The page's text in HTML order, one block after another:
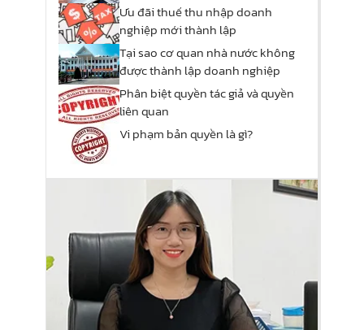
Ưu đãi thuế thu nhập doanh
nghiệp mới thành lập
Tại sao cơ quan nhà nước không
được thành lập doanh nghiệp
Phân biệt quyền tác giả và quyền
liên quan
Vi phạm bản quyền là gì?